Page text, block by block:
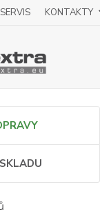
SERVIS KONTAKTY